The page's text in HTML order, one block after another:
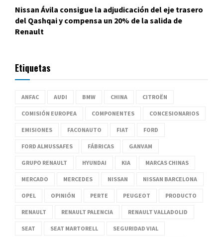
Nissan Ávila consigue la adjudicación del eje trasero
del Qashqai y compensa un 20% de la salida de
Renault
Etiquetas
ANFAC AUDI BMW CHINA CITROËN
COMISIÓN EUROPEA COMPONENTES CONCESIONARIOS
EMISIONES FACONAUTO FIAT FORD
FORD ALMUSSAFES FÁBRICAS GANVAM
GRUPO RENAULT HYUNDAI KIA MARCAS CHINAS
MERCADO MERCEDES NISSAN NISSAN BARCELONA
OPEL OPINIÓN PERTE PEUGEOT PRODUCTO
RENAULT RENAULT PALENCIA RENAULT VALLADOLID
SEAT SEAT MARTORELL SEGURIDAD VIAL